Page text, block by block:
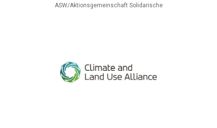
ASW/Aktionsgemeinschaft Solidarische